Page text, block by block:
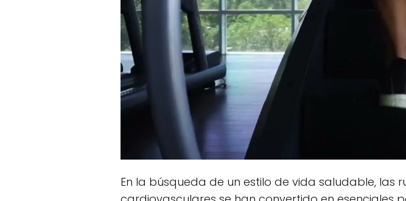
En la búsqueda de un estilo de vida saludable, las